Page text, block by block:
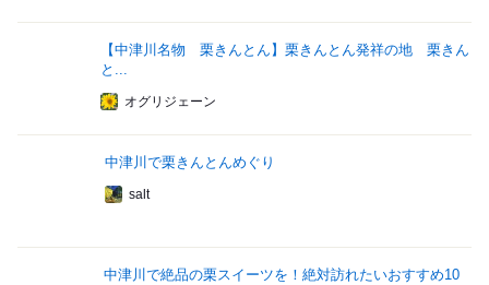
【中津川名物 栗きんとん】栗きんとん発祥の地 栗きん
と...
オグリジェーン
中津川で栗きんとんめぐり
salt
中津川で絶品の栗スイーツを！絶対訪れたいおすすめ10